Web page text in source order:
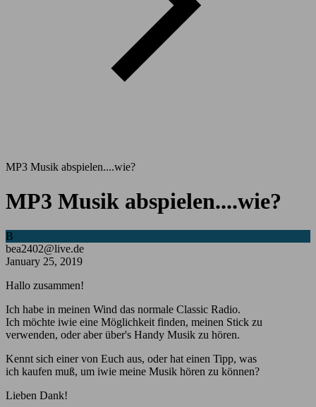
MP3 Musik abspielen....wie?
MP3 Musik abspielen....wie?
B
bea2402@live.de
January 25, 2019
Hallo zusammen!
Ich habe in meinen Wind das normale Classic Radio.
Ich möchte iwie eine Möglichkeit finden, meinen Stick zu
verwenden, oder aber über's Handy Musik zu hören.
Kennt sich einer von Euch aus, oder hat einen Tipp, was
ich kaufen muß, um iwie meine Musik hören zu können?
Lieben Dank!